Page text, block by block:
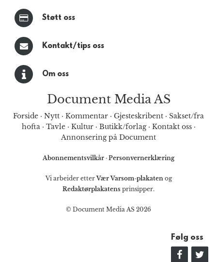
Støtt oss
Kontakt/tips oss
Om oss
Document Media AS
Forside · Nytt · Kommentar · Gjesteskribent · Sakset/fra
hofta· Tavle· Kultur· Butikk/forlag· Kontakt oss·
Annonsering på Document
Abonnementsvilkår · Personvernerklæring
Vi arbeider etterVær Varsom-plakatenog
Redaktørplakatens prinsipper.
© Document Media AS 2026
Følg oss